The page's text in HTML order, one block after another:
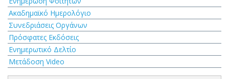
Ακαδημαϊκό Ημερολόγιο
Συνεδριάσεις Οργάνων
Πρόσφατες Εκδόσεις
Ενημερωτικό Δελτίο
Μετάδοση Video